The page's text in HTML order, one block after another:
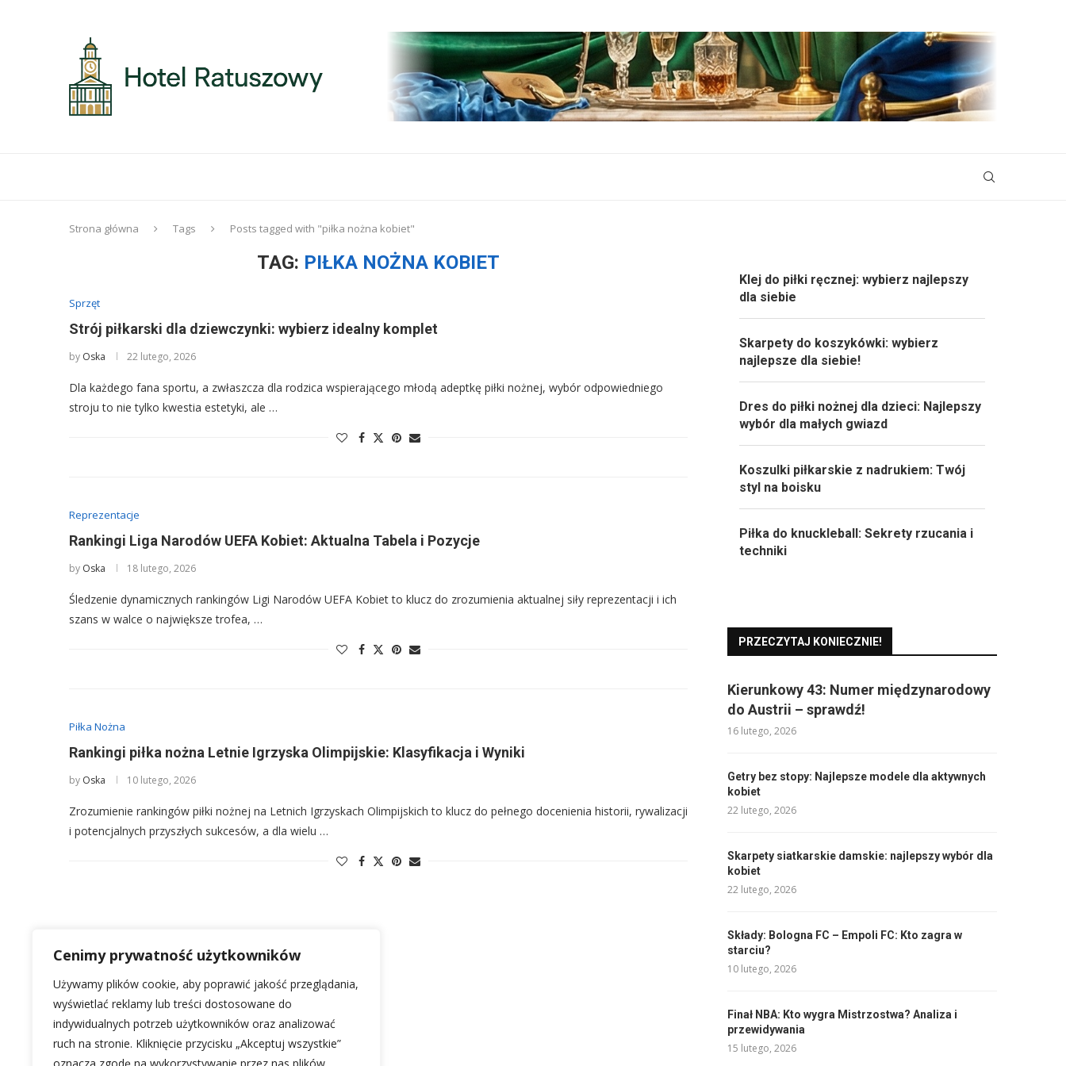
Cenimy prywatność użytkowników
Używamy plików cookie, aby poprawić jakość przeglądania,
wyświetlać reklamy lub treści dostosowane do
indywidualnych potrzeb użytkowników oraz analizować
ruch na stronie. Kliknięcie przycisku „Akceptuj wszystkie”
Strona główna Tags Posts tagged with "piłka nożna kobiet"
TAG: PIŁKA NOŻNA KOBIET
Sprzęt
Strój piłkarski dla dziewczynki: wybierz idealny komplet
by Oska 22 lutego, 2026
Dla każdego fana sportu, a zwłaszcza dla rodzica wspierającego młodą adeptkę piłki nożnej, wybór odpowiedniego
stroju to nie tylko kwestia estetyki, ale …
Reprezentacje
Rankingi Liga Narodów UEFA Kobiet: Aktualna Tabela i Pozycje
by Oska 18 lutego, 2026
Śledzenie dynamicznych rankingów Ligi Narodów UEFA Kobiet to klucz do zrozumienia aktualnej siły reprezentacji i ich
szans w walce o największe trofea, …
Piłka Nożna
Rankingi piłka nożna Letnie Igrzyska Olimpijskie: Klasyfikacja i Wyniki
by Oska 10 lutego, 2026
Zrozumienie rankingów piłki nożnej na Letnich Igrzyskach Olimpijskich to klucz do pełnego docenienia historii, rywalizacji
i potencjalnych przyszłych sukcesów, a dla wielu …
Klej do piłki ręcznej: wybierz najlepszy
dla siebie
Skarpety do koszykówki: wybierz
najlepsze dla siebie!
Dres do piłki nożnej dla dzieci: Najlepszy
wybór dla małych gwiazd
Koszulki piłkarskie z nadrukiem: Twój
styl na boisku
Piłka do knuckleball: Sekrety rzucania i
techniki
PRZECZYTAJ KONIECZNIE!
Kierunkowy 43: Numer międzynarodowy
do Austrii – sprawdź!
16 lutego, 2026
Getry bez stopy: Najlepsze modele dla aktywnych
kobiet
22 lutego, 2026
Skarpety siatkarskie damskie: najlepszy wybór dla
kobiet
22 lutego, 2026
Składy: Bologna FC – Empoli FC: Kto zagra w
starciu?
10 lutego, 2026
Finał NBA: Kto wygra Mistrzostwa? Analiza i
przewidywania
15 lutego, 2026